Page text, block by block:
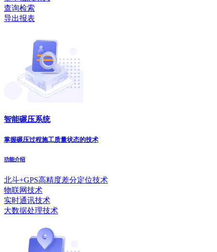
查询检索
导出报表
智能碾压系统
掌握碾压过程施工质量状态的技术
功能介绍
北斗+GPS高精度差分定位技术
物联网技术
实时通讯技术
大数据处理技术